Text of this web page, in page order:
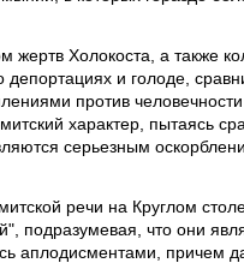
Холокоста, а также
и голоде,
против
характер, пытаясь
серьезным
речи на Круглом
подразумевая, что они
аплодисментами, причем